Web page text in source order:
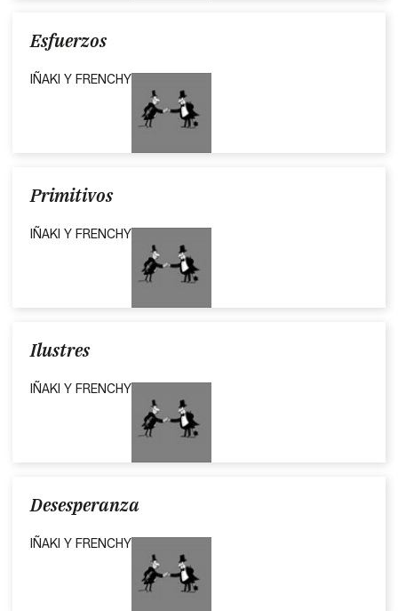
Esfuerzos
IÑAKI Y FRENCHY
Primitivos
IÑAKI Y FRENCHY
Ilustres
IÑAKI Y FRENCHY
Desesperanza
IÑAKI Y FRENCHY